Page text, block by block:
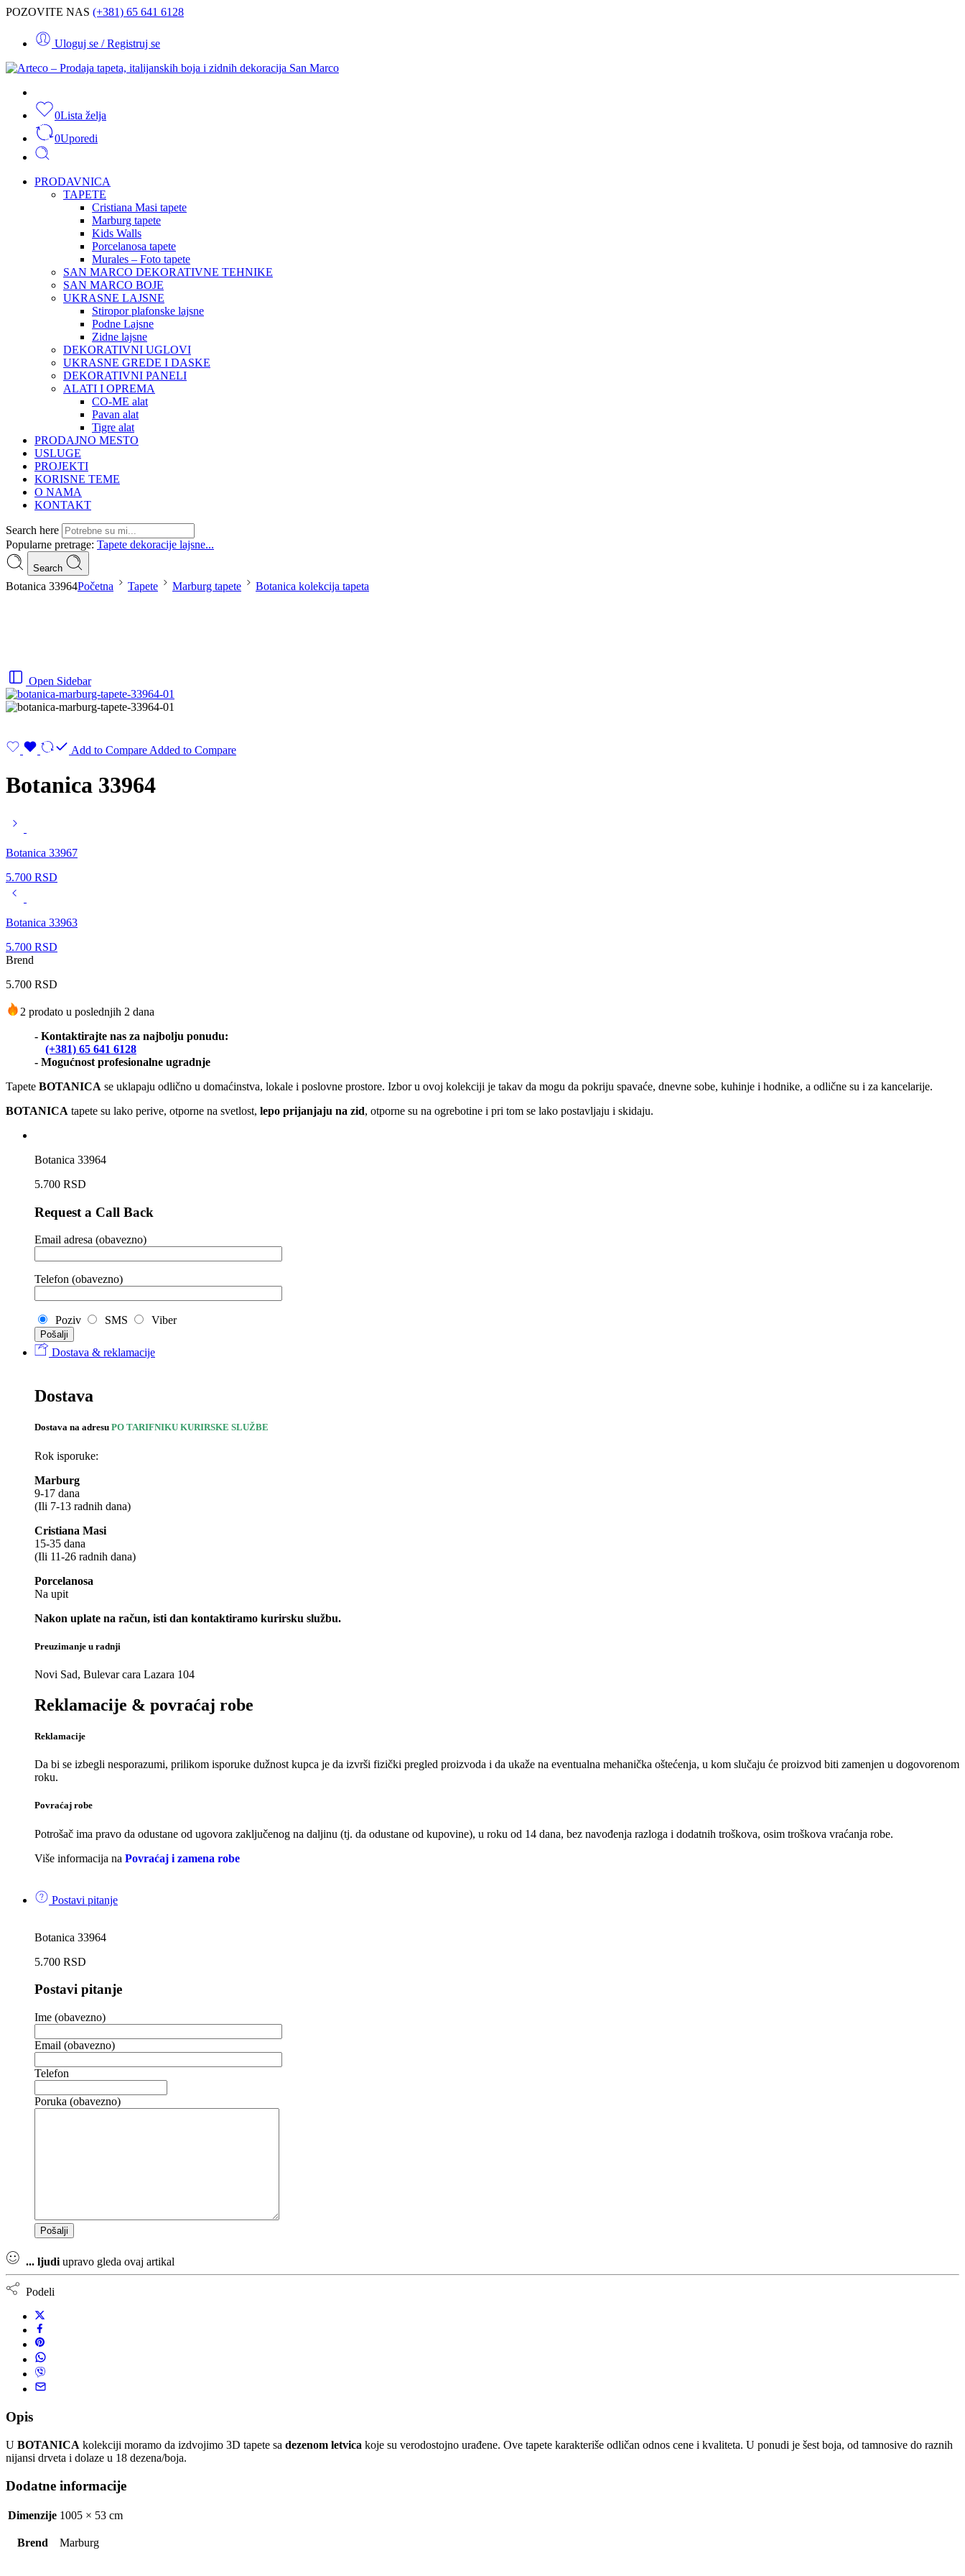
POZOVITE NAS (+381) 65 641 6128
Uloguj se / Registruj se
0Lista želja
0Uporedi
PRODAVNICA
TAPETE
Cristiana Masi tapete
Marburg tapete
Kids Walls
Porcelanosa tapete
Murales – Foto tapete
SAN MARCO DEKORATIVNE TEHNIKE
SAN MARCO BOJE
UKRASNE LAJSNE
Stiropor plafonske lajsne
Podne Lajsne
Zidne lajsne
DEKORATIVNI UGLOVI
UKRASNE GREDE I DASKE
DEKORATIVNI PANELI
ALATI I OPREMA
CO-ME alat
Pavan alat
Tigre alat
PRODAJNO MESTO
USLUGE
PROJEKTI
KORISNE TEME
O NAMA
KONTAKT
Search here
Popularne pretrage: Tapete dekoracije lajsne...
Search
Botanica 33964Početna Tapete Marburg tapete Botanica kolekcija tapeta
Open Sidebar
Add to Compare Added to Compare
Botanica 33964
Botanica 33967
5.700 RSD
Botanica 33963
5.700 RSD
Brend
5.700 RSD
2 prodato u poslednjih 2 dana
- Kontaktirajte nas za najbolju ponudu:
(+381) 65 641 6128
- Mogućnost profesionalne ugradnje
Tapete BOTANICA se uklapaju odlično u domaćinstva, lokale i poslovne prostore. Izbor u ovoj kolekciji je takav da mogu da pokriju spavaće, dnevne sobe, kuhinje i hodnike, a odlične su i za kancelarije.
BOTANICA tapete su lako perive, otporne na svetlost, lepo prijanjaju na zid, otporne su na ogrebotine i pri tom se lako postavljaju i skidaju.
Botanica 33964
5.700 RSD
Request a Call Back
Email adresa (obavezno)
Telefon (obavezno)
Poziv SMS Viber
Dostava & reklamacije
Dostava
Dostava na adresu PO TARIFNIKU KURIRSKE SLUŽBE
Rok isporuke:
Marburg
9-17 dana
(Ili 7-13 radnih dana)
Cristiana Masi
15-35 dana
(Ili 11-26 radnih dana)
Porcelanosa
Na upit
Nakon uplate na račun, isti dan kontaktiramo kurirsku službu.
Preuzimanje u radnji
Novi Sad, Bulevar cara Lazara 104
Reklamacije & povraćaj robe
Reklamacije
Da bi se izbegli nesporazumi, prilikom isporuke dužnost kupca je da izvrši fizički pregled proizvoda i da ukaže na eventualna mehanička oštećenja, u kom slučaju će proizvod biti zamenjen u dogovorenom
roku.
Povraćaj robe
Potrošač ima pravo da odustane od ugovora zaključenog na daljinu (tj. da odustane od kupovine), u roku od 14 dana, bez navođenja razloga i dodatnih troškova, osim troškova vraćanja robe.
Više informacija na Povraćaj i zamena robe
Postavi pitanje
Botanica 33964
5.700 RSD
Postavi pitanje
Ime (obavezno)
Email (obavezno)
Telefon
Poruka (obavezno)
... ljudi upravo gleda ovaj artikal
Podeli
Opis
U BOTANICA kolekciji moramo da izdvojimo 3D tapete sa dezenom letvica koje su verodostojno urađene. Ove tapete karakteriše odličan odnos cene i kvaliteta. U ponudi je šest boja, od tamnosive do raznih
nijansi drveta i dolaze u 18 dezena/boja.
Dodatne informacije
Dimenzije 1005 × 53 cm
Brend Marburg